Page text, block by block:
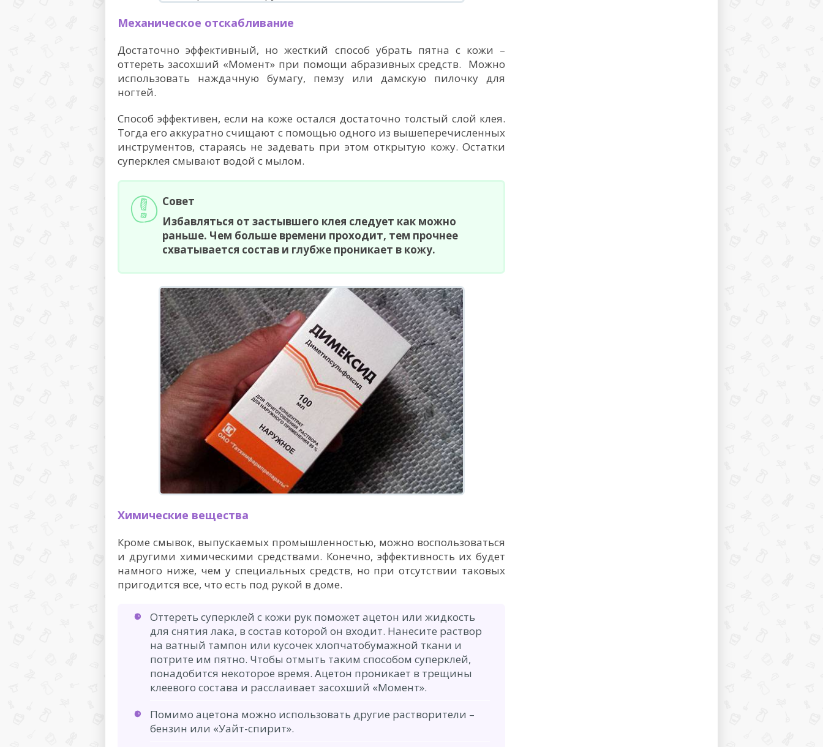
Механическое отскабливание
Достаточно эффективный, но жесткий способ убрать пятна с кожи –
оттереть засохший «Момент» при помощи абразивных средств. Можно
использовать наждачную бумагу, пемзу или дамскую пилочку для
ногтей.
Способ эффективен, если на коже остался достаточно толстый слой клея.
Тогда его аккуратно счищают с помощью одного из вышеперечисленных
инструментов, стараясь не задевать при этом открытую кожу. Остатки
суперклея смывают водой с мылом.
Совет
Избавляться от застывшего клея следует как можно
раньше. Чем больше времени проходит, тем прочнее
схватывается состав и глубже проникает в кожу.
Химические вещества
Кроме смывок, выпускаемых промышленностью, можно воспользоваться
и другими химическими средствами. Конечно, эффективность их будет
намного ниже, чем у специальных средств, но при отсутствии таковых
пригодится все, что есть под рукой в доме.
Оттереть суперклей с кожи рук поможет ацетон или жидкость
для снятия лака, в состав которой он входит. Нанесите раствор
на ватный тампон или кусочек хлопчатобумажной ткани и
потрите им пятно. Чтобы отмыть таким способом суперклей,
понадобится некоторое время. Ацетон проникает в трещины
клеевого состава и расслаивает засохший «Момент».
Помимо ацетона можно использовать другие растворители –
бензин или «Уайт-спирит».